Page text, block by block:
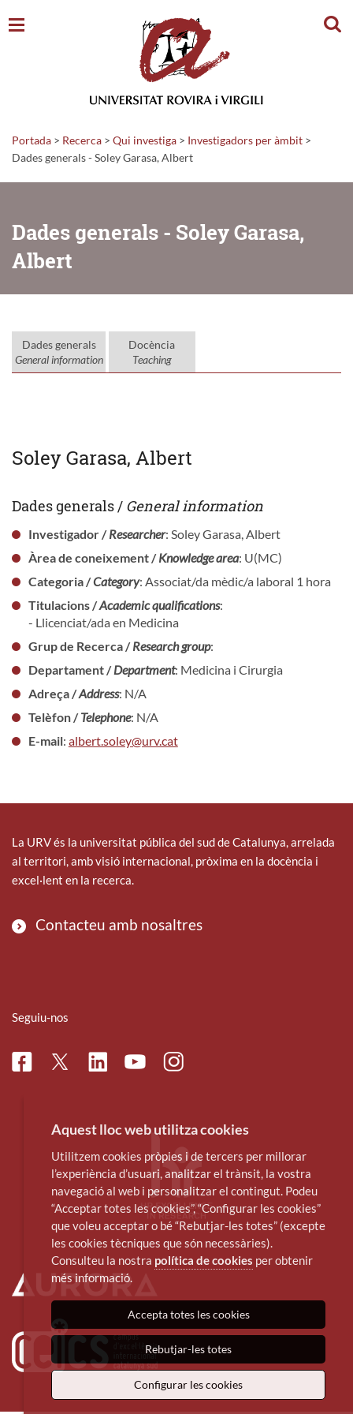
Portada > Recerca > Qui investiga > Investigadors per àmbit >
Dades generals - Soley Garasa, Albert
Dades generals - Soley Garasa,
Albert
Dades generals
General information
Docència
Teaching
Soley Garasa, Albert
Dades generals / General information
Investigador /Researcher: Soley Garasa, Albert
Àrea de coneixement /Knowledge area: U(MC)
Categoria /Category: Associat/da mèdic/a laboral 1 hora
Titulacions /Academic qualifications:
- Llicenciat/ada en Medicina
Grup de Recerca /Research group:
Departament /Department: Medicina i Cirurgia
Adreça /Address: N/A
Telèfon /Telephone: N/A
E-mail: albert.soley@urv.cat
La URV és la universitat pública del sud de Catalunya, arrelada
al territori, amb visió internacional, pròxima en la docència i
excel·lent en la recerca.
Contacteu amb nosaltres
Seguiu-nos
FacebookTwitterLinkedinYoutubeInstagram
Aquest lloc web utilitza cookies
Utilitzem cookies pròpies i de tercers per millorar
l’experiència d’usuari, analitzar el trànsit, la vostra
navegació al web i personalitzar el contingut. Podeu
“Acceptar totes les cookies”, “Configurar les cookies”
que voleu acceptar o bé “Rebutjar-les totes” (excepte
les cookies tècniques que són necessàries).
Consulteu la nostra política de cookies per obtenir
més informació.
Accepta totes les cookies
Rebutjar-les totes
Configurar les cookies